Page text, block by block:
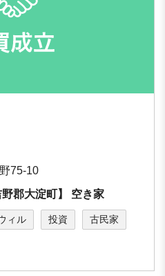
75-10
野郡⼤淀町】 空き家
ィル 投資 古民家